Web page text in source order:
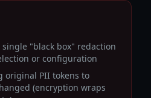
"black box" redaction
or configuration
original PII tokens to
(encryption wraps